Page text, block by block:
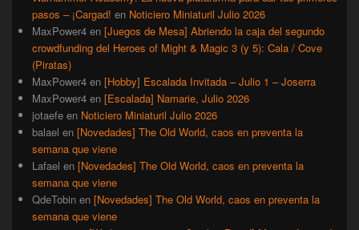
pasos – ¡Cargad! en Noticiero Miniaturil Julio 2026
MaxPower4 en [Juegos de Mesa] Abriendo la caja del segundo
crowdfunding del Heroes of Might & Magic 3 (y 5): Cala / Cove
(Piratas)
MaxPower4 en [Hobby] Escalada Invitada – Julio 1 – Joserra
MaxPower4 en [Escalada] Namarie, Julio 2026
jotaefe en Noticiero Miniaturil Julio 2026
balael en [Novedades] The Old World, caos en preventa la
semana que viene
Lafael en [Novedades] The Old World, caos en preventa la
semana que viene
QdeTobin en [Novedades] The Old World, caos en preventa la
semana que viene